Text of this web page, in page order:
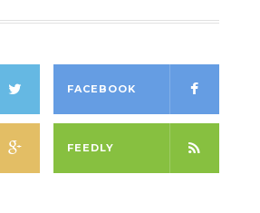
FACEBOOK
FEEDLY